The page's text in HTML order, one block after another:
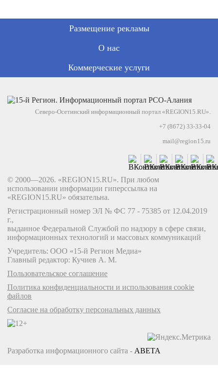
Размещение рекламы
О нас
Коммерческие услуги
Северо-Осетинский информационный портал «REGION15.RU».
+7 (8672) 33-33-04
mail@region15.ru
© 2000—2026. «REGION15.RU». При любом
использовании информации гиперссылка на
«REGION15.RU» обязательна.
Регистрационный номер ЭЛ № ФС 77 - 75385 от 12.04.2019
г.,
выданное Федеральной Службой по надзору в сфере связи,
информационных технологий и массовых коммуникаций
Учредитель: ООО «15-й Регион Медиа»
Главный редактор: Кучиев А. М.
Пользовательское соглашение
Политика конфиденциальности и использования cookie
файлов
Согласие на обработку персональных данных
Разработка информационного сайта - ABETA